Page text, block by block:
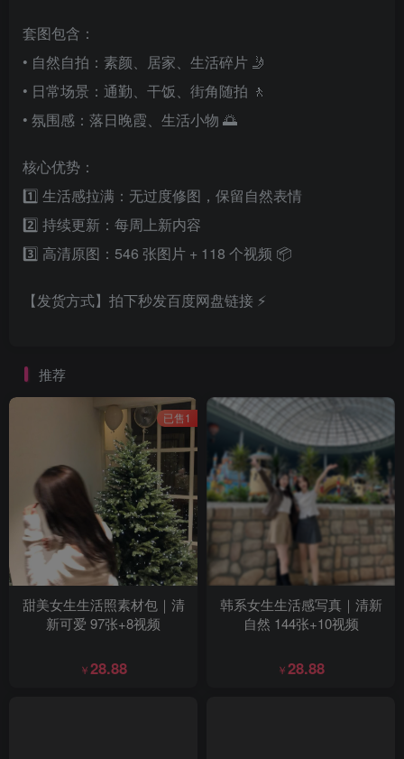
套图包含：
• 自然自拍：素颜、居家、生活碎片 🤳
• 日常场景：通勤、干饭、街角随拍 🚶
• 氛围感：落日晚霞、生活小物 🌅
核心优势：
1️⃣ 生活感拉满：无过度修图，保留自然表情
2️⃣ 持续更新：每周上新内容
3️⃣ 高清原图：546 张图片 + 118 个视频 📦
【发货方式】拍下秒发百度网盘链接 ⚡
推荐
已售1
甜美女生生活照素材包｜清
新可爱 97张+8视频
￥28.88
韩系女生生活感写真｜清新
自然 144张+10视频
￥28.88